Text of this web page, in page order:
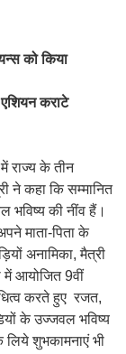
को किया
कराटे
राज्य के तीन
ने कहा कि सम्मानित
भविष्य की नींव हैं।
माता-पिता के
अनामिका, मैत्री
आयोजित 9वीं
करते हुए रजत,
के उज्जवल भविष्य
शुभकामनाएं भी